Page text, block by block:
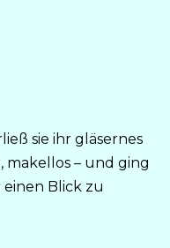
sie ihr gläsernes
– und ging
Blick zu